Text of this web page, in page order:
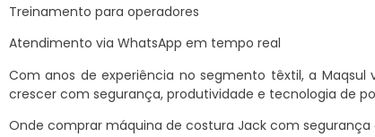
Treinamento para operadores
Atendimento via WhatsApp em tempo real
Com anos de experiência no segmento têxtil, a
crescer com segurança, produtividade e tecnologia de
Onde comprar máquina de costura Jack com segurança